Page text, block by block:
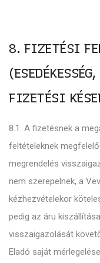
8. FIZETÉSI
FIZETÉSI
8.1. A fizetésnek a
feltételeknek
megrendelés
nem szerepelnek, a
kézhezvételekor
pedig az áru
visszaigazolását
Eladó saját